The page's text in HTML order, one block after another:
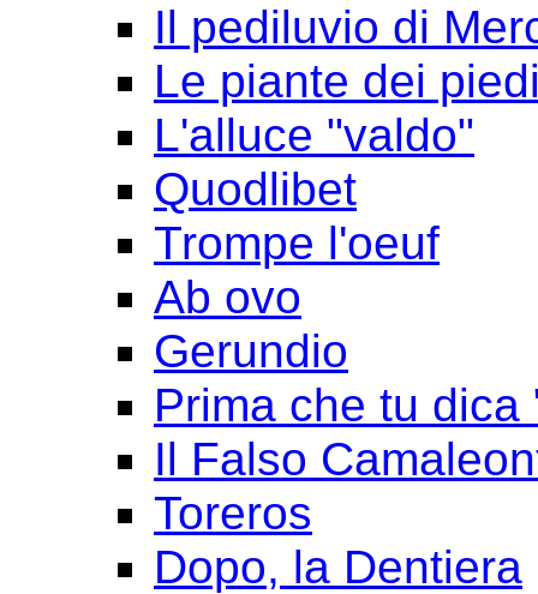
Il pediluvio di
Le piante dei
L'alluce "valdo"
Quodlibet
Trompe l'oeuf
Ab ovo
Gerundio
Prima che tu dica
Il Falso
Toreros
Dopo, la Dentiera